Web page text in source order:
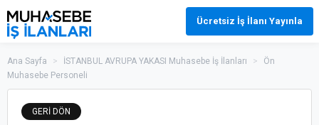
Ücretsiz İş İlanı Yayınla
Ana Sayfa > İSTANBUL AVRUPA YAKASI Muhasebe İş İlanları >
Ön
Muhasebe Personeli
GERİ DÖN